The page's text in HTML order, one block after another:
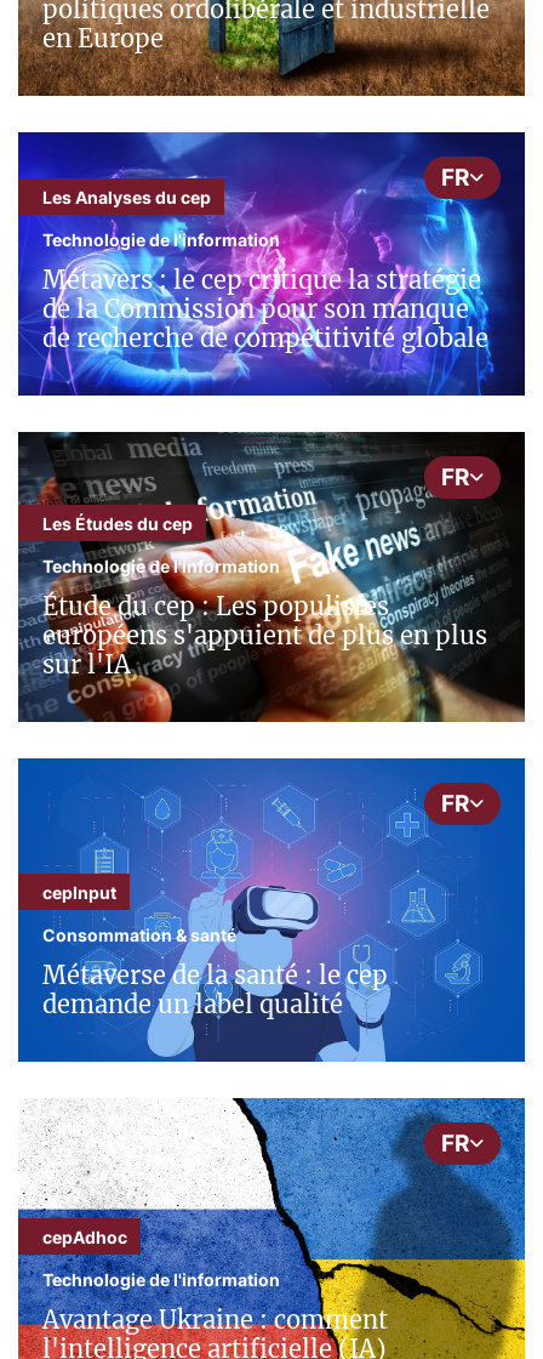
politiques ordolibérale et industrielle
en Europe
FR
Les Analyses du cep
Technologie de l'information
Métavers : le cep critique la stratégie
de la Commission pour son manque
de recherche de compétitivité globale
FR
Les Études du cep
Technologie de l'information
Étude du cep : Les populistes
européens s'appuient de plus en plus
sur l'IA
FR
cepInput
Consommation & santé
Métaverse de la santé : le cep
demande un label qualité
FR
cepAdhoc
Technologie de l'information
Avantage Ukraine : comment
l'intelligence artificielle (IA)